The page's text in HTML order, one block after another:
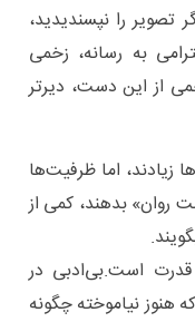
را نپسندیدید،
به رسانه، زخمی
از این دست، دیرتر
زیادند، اما ظرفیت‌ها
روان» بدهند، کمی از
قدرت است.بی‌ادبی در
هنوز نیاموخته چگونه